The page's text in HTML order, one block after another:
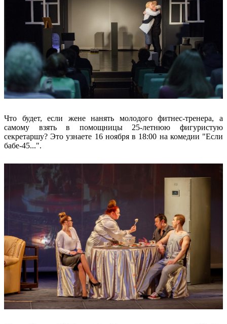
Что будет, если жене нанять молодого фитнес-тренера, а
самому взять в помощницы 25-летнюю фигуристую
секретаршу? Это узнаете 16 ноября в 18:00 на комедии "Если
бабе-45...".